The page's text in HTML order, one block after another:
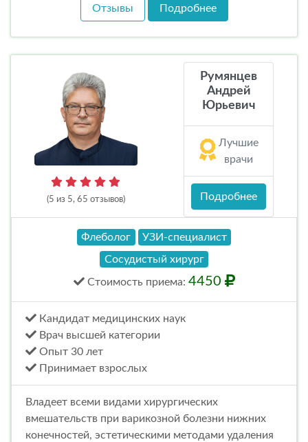
Отзывы Подробнее
(5 из 5, 65 отзывов)
Румянцев
Андрей
Юрьевич
Лучшие
врачи
Подробнее
Флеболог
УЗИ-специалист
Сосудистый хирург
Стоимость приема: 4450
Кандидат медицинских наук
Врач высшей категории
Опыт 30 лет
Принимает взрослых
Владеет всеми видами хирургических
вмешательств при варикозной болезни нижних
конечностей, эстетическими методами удаления